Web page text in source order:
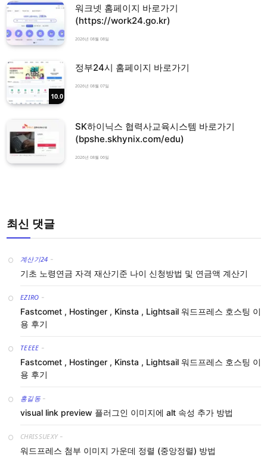
워크넷 홈페이지 바로가기
(https://work24.go.kr)
2026년 08월 08일
10.0
정부24시 홈페이지 바로가기
2026년 08월 07일
SK하이닉스 협력사교육시스템 바로가기
(bpshe.skhynix.com/edu)
2026년 08월 06일
최신 댓글
계산기24 -
기초 노령연금 자격 재산기준 나이 신청방법 및 연금액 계산기
EZIRO -
Fastcomet , Hostinger , Kinsta , Lightsail 워드프레스 호스팅 이
용 후기
TEEEE -
Fastcomet , Hostinger , Kinsta , Lightsail 워드프레스 호스팅 이
용 후기
홍길동 -
visual link preview 플러그인 이미지에 alt 속성 추가 방법
CHRISSUEXY -
워드프레스 첨부 이미지 가운데 정렬 (중앙정렬) 방법